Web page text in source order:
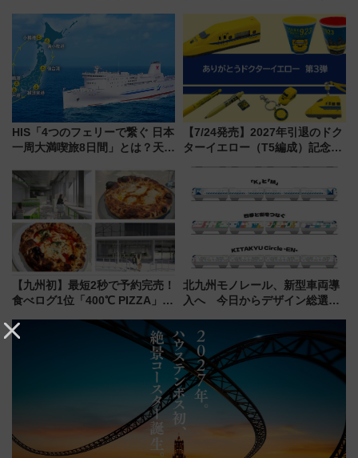
トの一環で激レア体験できちゃ
うかも 参加方法やスケジュール
をご紹介
HIS「4つのフェリーで繋ぐ 日本
一周大満喫旅8日間」とは？天橋
の絶景＆限定グルメを網羅！煩
雑な手続きも不要でお手軽に楽
しめるプランが登場
【7/24発売】2027年引退のドク
ターイエロー（T5編成）記念グ
送の目覚まし時計など通販・販
売店舗まとめ
【九州初】最短2秒で予約完売！
食べログ1位「400℃ PIZZA」が
プン。もつ鍋風など限定メニュ
北九州モノレール、新型車両導
入へ 今日からデザイン総選挙